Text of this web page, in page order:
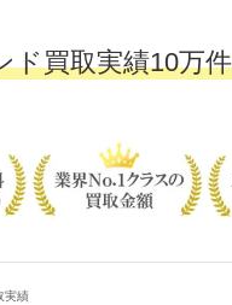
ド買取実績10万
実績